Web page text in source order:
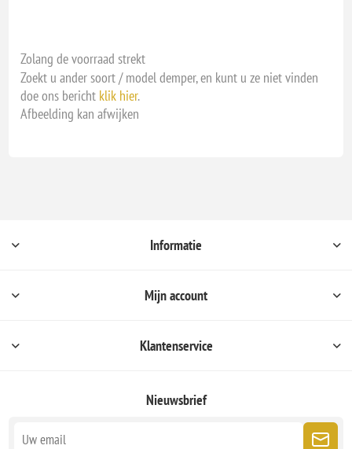
Zolang de voorraad strekt
Zoekt u ander soort / model demper, en kunt u ze niet vinden
doe ons bericht klik hier.
Afbeelding kan afwijken
Informatie
Mijn account
Klantenservice
Nieuwsbrief